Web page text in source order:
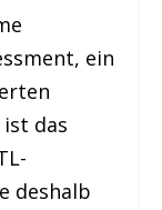
ein
das
deshalb